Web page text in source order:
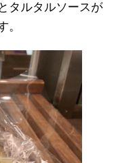
タルタルソースが
。